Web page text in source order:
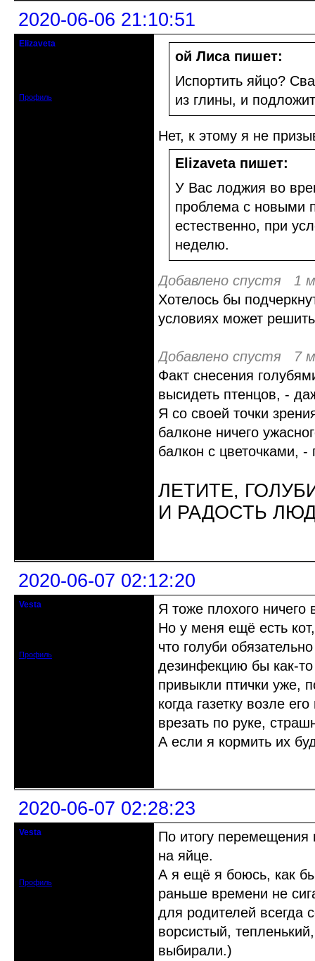
2020-06-06 21:10:51
Elizaveta
Профиль
ой Лиса пишет:
Испортить яйцо?
из глины, и
Нет, к этому я не
Elizaveta пишет:
У Вас лоджия во
проблема с новыми
естественно, при
неделю.
Добавлено спустя 1
Хотелось бы
условиях может
Добавлено спустя 7
Факт снесения
высидеть птенцов, -
Я со своей точки
балконе ничего
балкон с цветочками,
ЛЕТИТЕ,
И РАДОСТЬ
2020-06-07 02:12:20
Vesta
Профиль
Я тоже плохого ничего
Но у меня ещё есть
что голуби
дезинфекцию бы как-
привыкли птички уже,
когда газетку возле
врезать по руке,
А если я кормить их
2020-06-07 02:28:23
Vesta
Профиль
По итогу перемещения
на яйце.
А я ещё я боюсь, как
раньше времени не
для родителей всегда
ворсистый,
выбирали.)